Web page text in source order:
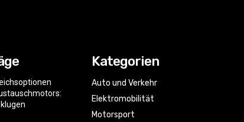
Kategorien
Auto und Verkehr
Elektromobilität
Motorsport